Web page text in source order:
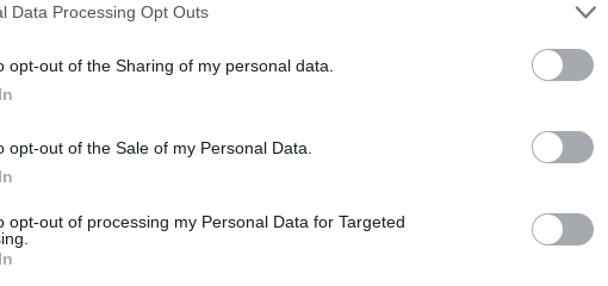
Data Processing Opt Outs
opt-out of the Sharing of my personal data.
opt-out of the Sale of my Personal Data.
opt-out of processing my Personal Data for Targeted
évvel ezelőtt aszfaltoztatta újra a
részeként. Ekkor új